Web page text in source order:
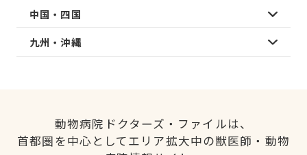
中国・四国
九州・沖縄
動物病院ドクターズ・ファイルは、
首都圏を中心としてエリア拡大中の獣医師・動物